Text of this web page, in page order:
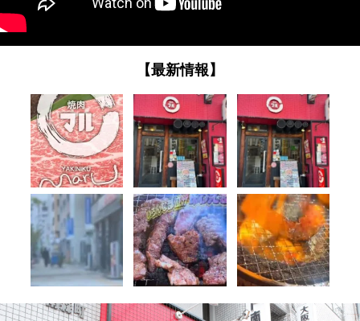
【最新情報】